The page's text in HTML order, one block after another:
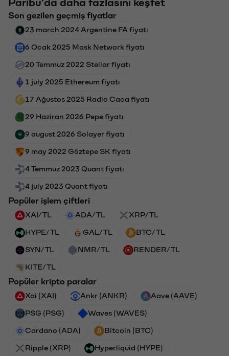
Son gezilen geçmiş fiyatlar
23 march 2024 Argentine FA fiyatı
6 Ocak 2025 Mask Network fiyatı
20 Temmuz 2022 Stellar fiyatı
1 july 2025 Ethereum fiyatı
17 Ağustos 2025 Radio Caca fiyatı
29 Haziran 2026 Pepe fiyatı
9 august 2026 Solayer fiyatı
9 may 2022 Göztepe SK fiyatı
4 Temmuz 2023 Quant fiyatı
4 july 2023 Quant fiyatı
Popüler işlem çiftleri
XAI/TL ADA/TL XRP/TL
HYPE/TL GAL/TL BTC/TL
SYN/TL NMR/TL RENDER/TL
KITE/TL
Popüler kripto paralar
Xai (XAI) Ankr (ANKR) Aave (AAVE)
PSG (PSG) Waves (WAVES)
Cardano (ADA) Bitcoin (BTC)
Ripple (XRP) Hyperliquid (HYPE)